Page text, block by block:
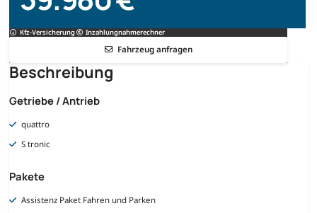
Kfz-Versicherung Inzahlungnahmerechner
Fahrzeug anfragen
Beschreibung
Getriebe / Antrieb
quattro
S tronic
Pakete
Assistenz Paket Fahren und Parken